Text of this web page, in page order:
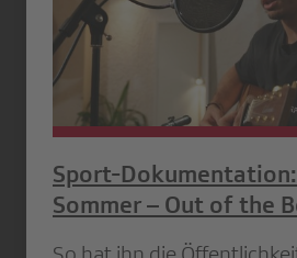
Sport-Dokumentation:
Sommer – Out of the